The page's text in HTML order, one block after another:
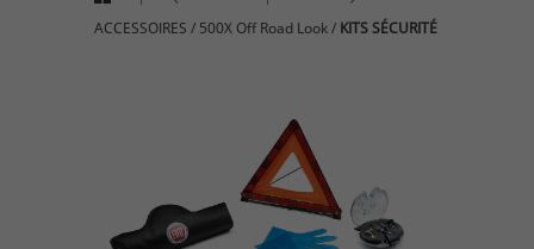
ACCESSOIRES / 500X Off Road Look/ KITS SÉCURITÉ